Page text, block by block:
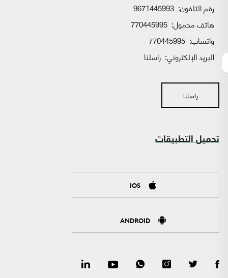
رقم التلفون: 9671445993
هاتف محمول: 770445995
واتساب:
البريد الإلكتروني: راسلنا
راسلنا
تحميل التطبيقات
IOS
ANDROID